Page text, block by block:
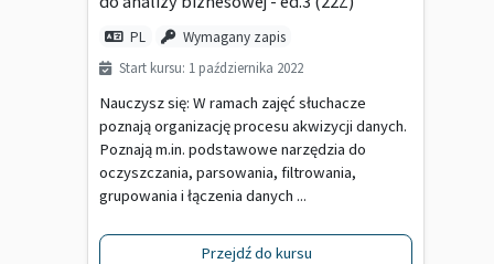
PL Wymagany zapis
Start kursu: 1 października 2022
Nauczysz się: W ramach zajęć słuchacze
poznają organizację procesu akwizycji danych.
Poznają m.in. podstawowe narzędzia do
oczyszczania, parsowania, filtrowania,
grupowania i łączenia danych ...
Przejdź do kursu